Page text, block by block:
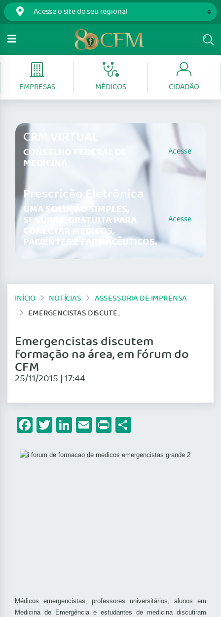
EMPRESAS MÉDICOS CIDADÃO
CRM VIRTUAL
CONSELHO FEDERAL DE
MEDICINA
Acesse
Prescrição Eletrônica
UMA SOLUÇÃO SIMPLES,
SEGURA E GRATUITA PARA
CONECTAR MÉDICOS,
PACIENTES E FARMACÊUTICOS.
Acesse
INÍCIO NOTÍCIAS
ASSESSORIA DE IMPRENSA
EMERGENCISTAS DISCUTEM FORMAÇÃO NA ÁREA, EM FÓRUM DO CFM
Emergencistas discutem
formação na área, em fórum do
CFM
25/11/2015 | 17:44
Facebook
Twitter
LinkedIn
Email
Print
Médicos emergencistas, professores universitários, alunos em
Medicina de Emergência e estudantes de medicina discutiram